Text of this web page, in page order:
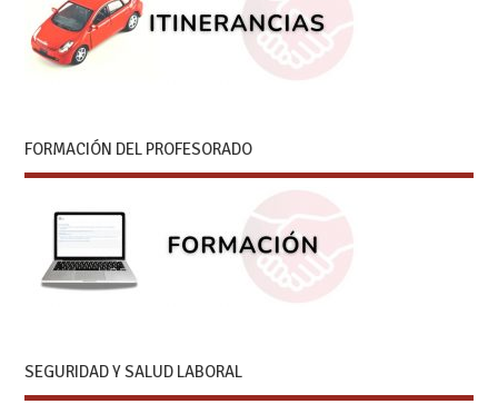
FORMACIÓN DEL PROFESORADO
SEGURIDAD Y SALUD LABORAL